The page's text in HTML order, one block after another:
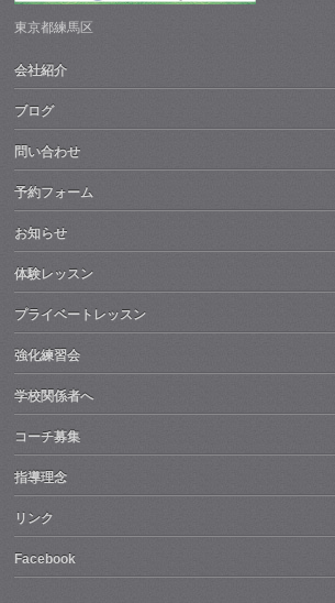
東京都練馬区
会社紹介
ブログ
問い合わせ
予約フォーム
お知らせ
体験レッスン
プライベートレッスン
強化練習会
学校関係者へ
コーチ募集
指導理念
リンク
Facebook